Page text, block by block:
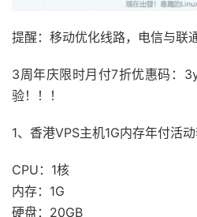
提醒：移动优化线路，电信与联
3周年庆限时月付7折优惠码：
验！！！
1、香港VPS主机1G内存年付活
CPU：1核
内存：1G
硬盘：20GB